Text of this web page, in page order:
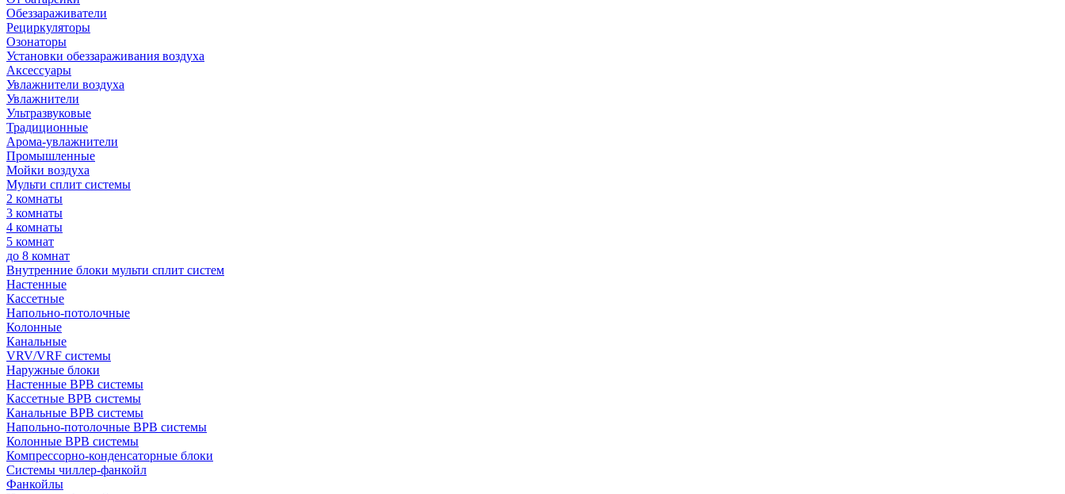
Обеззараживатели
Рециркуляторы
Озонаторы
Установки обеззараживания воздуха
Аксессуары
Увлажнители воздуха
Увлажнители
Ультразвуковые
Традиционные
Арома-увлажнители
Промышленные
Мойки воздуха
Мульти сплит системы
2 комнаты
3 комнаты
4 комнаты
5 комнат
до 8 комнат
Внутренние блоки мульти сплит систем
Настенные
Кассетные
Напольно-потолочные
Колонные
Канальные
VRV/VRF системы
Наружные блоки
Настенные ВРВ системы
Кассетные ВРВ системы
Канальные ВРВ системы
Напольно-потолочные ВРВ системы
Колонные ВРВ системы
Компрессорно-конденсаторные блоки
Системы чиллер-фанкойл
Фанкойлы